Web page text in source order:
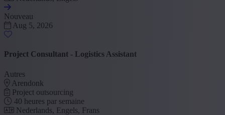
Nouveau
Aug 5, 2026
Project Consultant - Logistics Assistant
Autres
Arendonk
Project outsourcing
40 heures par semaine
Nederlands, Engels, Frans